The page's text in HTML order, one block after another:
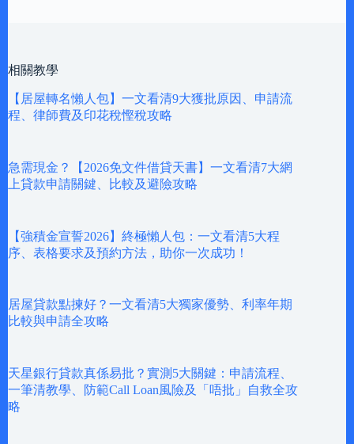
相關教學
【居屋轉名懶人包】一文看清9大獲批原因、申請流
程、律師費及印花稅慳稅攻略
急需現金？【2026免文件借貸天書】一文看清7大網
上貸款申請關鍵、比較及避險攻略
【強積金宣誓2026】終極懶人包：一文看清5大程
序、表格要求及預約方法，助你一次成功！
居屋貸款點揀好？一文看清5大獨家優勢、利率年期
比較與申請全攻略
天星銀行貸款真係易批？實測5大關鍵：申請流程、
一筆清教學、防範Call Loan風險及「唔批」自救全攻
略